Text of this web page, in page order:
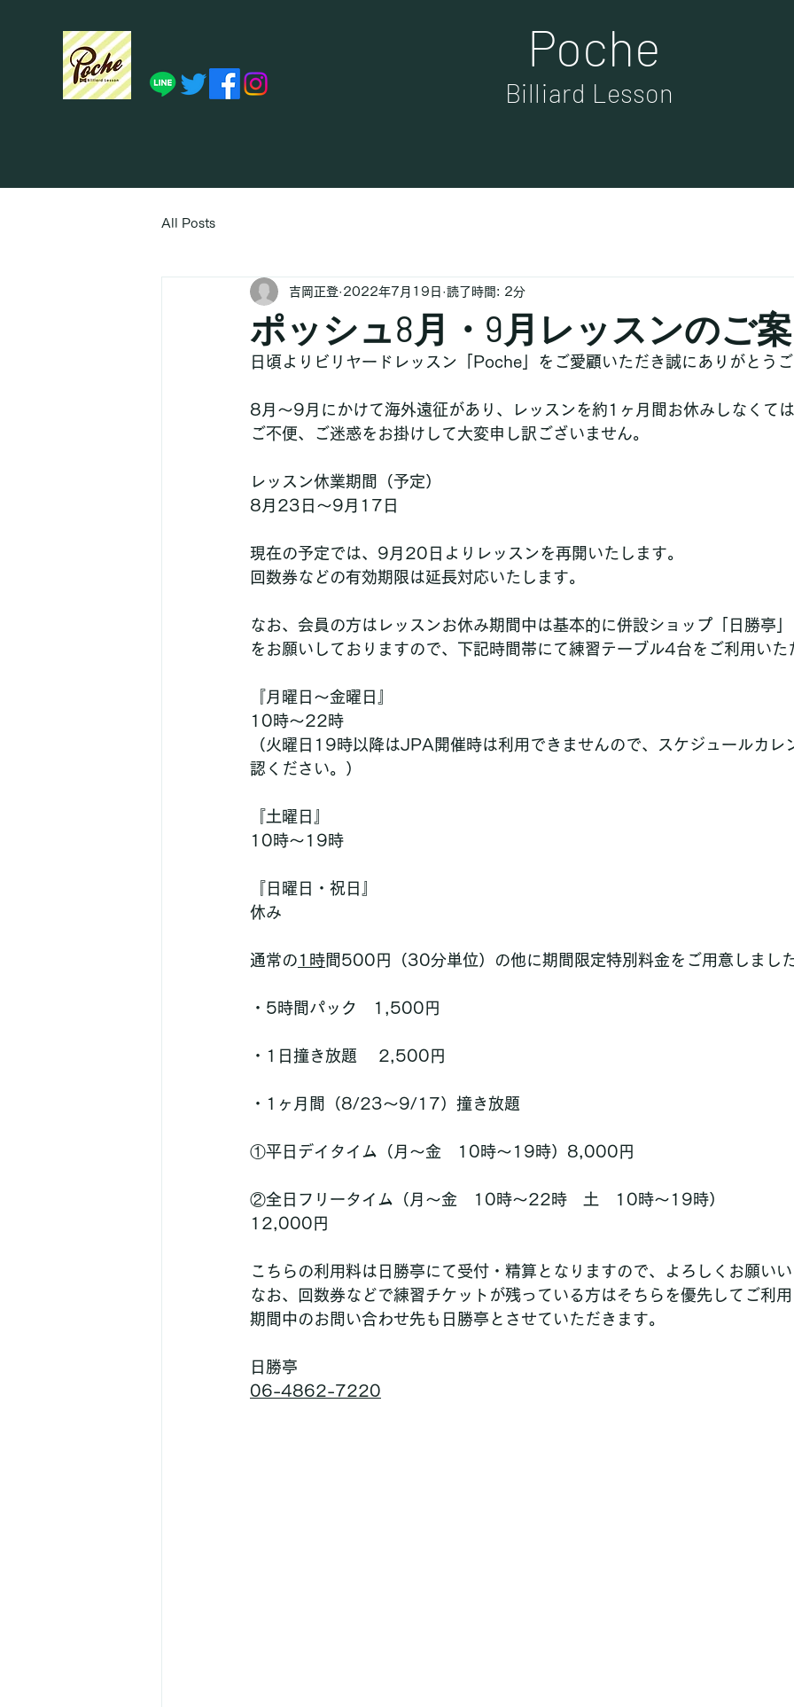
Poche
Billiard Lesson
All Posts
ポッシュ8月・9月レッスンのご
吉岡正登 2022年7月19日 読了時間: 2分
日頃よりビリヤードレッスン「Poche」をご愛顧いただき誠にありがとう
8月〜9月にかけて海外遠征があり、レッスンを約1ヶ月間お休みしなくて
ご不便、ご迷惑をお掛けして大変申し訳ございません。
レッスン休業期間（予定）
8月23日〜9月17日
現在の予定では、9月20日よりレッスンを再開いたします。
回数券などの有効期限は延長対応いたします。
なお、会員の方はレッスンお休み期間中は基本的に併設ショップ「日勝亭
をお願いしておりますので、下記時間帯にて練習テーブル4台をご利用いた
『月曜日〜金曜日』
10時〜22時
（火曜日19時以降はJPA開催時は利用できませんので、スケジュールカレ
認ください。）
『土曜日』
10時〜19時
『日曜日・祝日』
休み
通常の 1時間500円（30分単位）の他に期間限定特別料金をご用意しまし
・5時間パック　1,500円
・1日撞き放題    2,500円
・1ヶ月間（8/23〜9/17）撞き放題
①平日デイタイム（月〜金　10時〜19時）8,000円
②全日フリータイム（月〜金　10時〜22時　土　10時〜19時）
12,000円
こちらの利用料は日勝亭にて受付・精算となりますので、よろしくお願い
なお、回数券などで練習チケットが残っている方はそちらを優先してご利
期間中のお問い合わせ先も日勝亭とさせていただきます。
日勝亭
06-4862-7220